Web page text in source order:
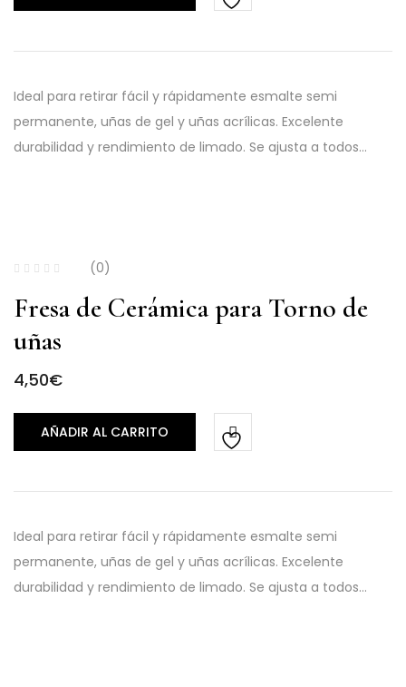
Ideal para retirar fácil y rápidamente esmalte semi
permanente, uñas de gel y uñas acrílicas. Excelente
durabilidad y rendimiento de limado. Se ajusta a todos…
(0)
Fresa de Cerámica para Torno de
uñas
4,50€
AÑADIR AL CARRITO
Ideal para retirar fácil y rápidamente esmalte semi
permanente, uñas de gel y uñas acrílicas. Excelente
durabilidad y rendimiento de limado. Se ajusta a todos…